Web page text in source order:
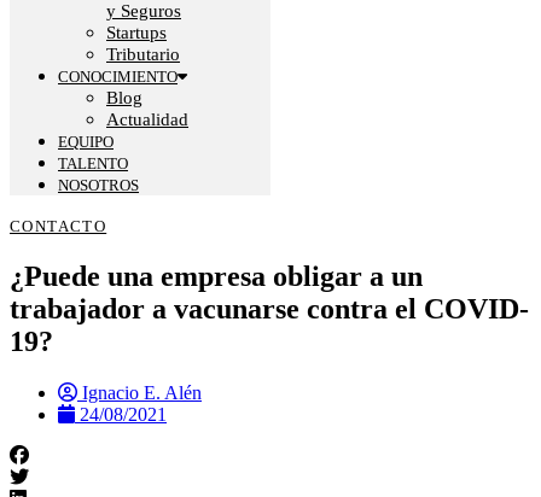
y Seguros
Startups
Tributario
CONOCIMIENTO
Blog
Actualidad
EQUIPO
TALENTO
NOSOTROS
CONTACTO
¿Puede una empresa obligar a un
trabajador a vacunarse contra el COVID-
19?
Ignacio E. Alén
24/08/2021